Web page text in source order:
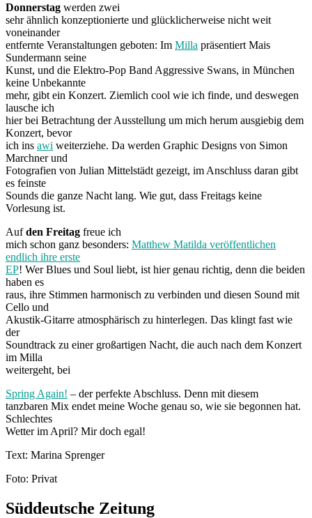
Donnerstag werden zwei
sehr ähnlich konzeptionierte und glücklicherweise nicht weit
voneinander
entfernte Veranstaltungen geboten: Im Milla präsentiert Mais
Sundermann seine
Kunst, und die Elektro-Pop Band Aggressive Swans, in München
keine Unbekannte
mehr, gibt ein Konzert. Ziemlich cool wie ich finde, und deswegen
lausche ich
hier bei Betrachtung der Ausstellung um mich herum ausgiebig dem
Konzert, bevor
ich ins awi weiterziehe. Da werden Graphic Designs von Simon
Marchner und
Fotografien von Julian Mittelstädt gezeigt, im Anschluss daran gibt
es feinste
Sounds die ganze Nacht lang. Wie gut, dass Freitags keine
Vorlesung ist.
Aufden Freitag freue ich
mich schon ganz besonders: Matthew Matilda veröffentlichen
endlich ihre erste
EP! Wer Blues und Soul liebt, ist hier genau richtig, denn die beiden
haben es
raus, ihre Stimmen harmonisch zu verbinden und diesen Sound mit
Cello und
Akustik-Gitarre atmosphärisch zu hinterlegen. Das klingt fast wie
der
Soundtrack zu einer großartigen Nacht, die auch nach dem Konzert
im Milla
weitergeht, bei
Spring Again! – der perfekte Abschluss. Denn mit diesem
tanzbaren Mix endet meine Woche genau so, wie sie begonnen hat.
Schlechtes
Wetter im April? Mir doch egal!
Text: Marina Sprenger
Foto: Privat
Süddeutsche Zeitung